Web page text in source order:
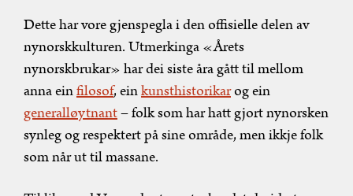
Dette har vore gjenspegla i den offisielle delen av
nynorskkulturen. Utmerkinga «Årets
nynorskbrukar» har dei siste åra gått til mellom
anna einfilosof, einkunsthistorikarog ein
generalløytnant– folk som har hatt gjort nynorsken
synleg og respektert på sine område, men ikkje folk
som når ut til massane.